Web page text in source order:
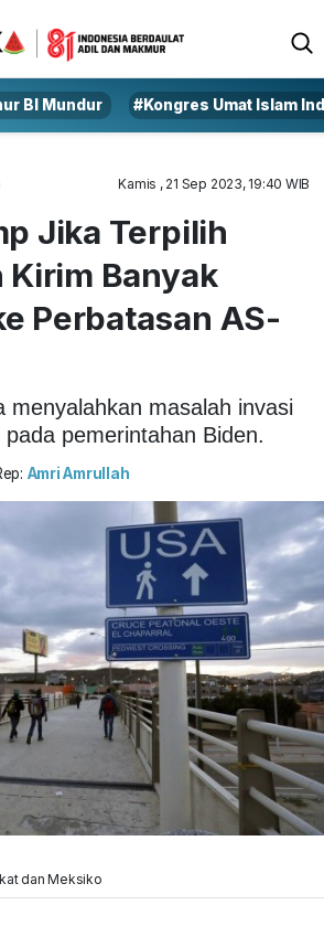
BI Mundur #Kongres Umat Islam
Kamis , 21 Sep 2023, 19:40 WIB
Jika Terpilih
Kirim Banyak
Perbatasan AS-
menyalahkan masalah invasi
pemerintahan Biden.
Amri Amrullah
dan Meksiko